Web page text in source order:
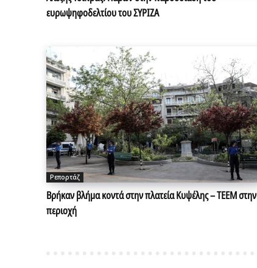
ευρωψηφοδελτίου του ΣΥΡΙΖΑ
Ρεπορτάζ
Βρήκαν βλήμα κοντά στην πλατεία Κυψέλης – ΤΕΕΜ στην
περιοχή